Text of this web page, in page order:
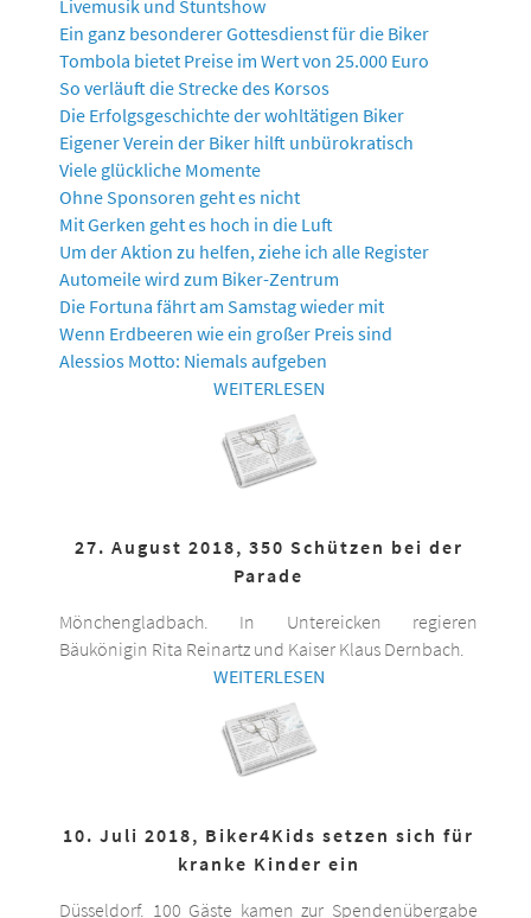
Livemusik und Stuntshow
Ein ganz besonderer Gottesdienst für die Biker
Tombola bietet Preise im Wert von 25.000 Euro
So verläuft die Strecke des Korsos
Die Erfolgsgeschichte der wohltätigen Biker
Eigener Verein der Biker hilft unbürokratisch
Viele glückliche Momente
Ohne Sponsoren geht es nicht
Mit Gerken geht es hoch in die Luft
Um der Aktion zu helfen, ziehe ich alle Register
Automeile wird zum Biker-Zentrum
Die Fortuna fährt am Samstag wieder mit
Wenn Erdbeeren wie ein großer Preis sind
Alessios Motto: Niemals aufgeben
WEITERLESEN
27. August 2018, 350 Schützen bei der
Parade
Mönchengladbach. In Untereicken regieren
Bäukönigin Rita Reinartz und Kaiser Klaus Dernbach.
WEITERLESEN
10. Juli 2018, Biker4Kids setzen sich für
kranke Kinder ein
Düsseldorf. 100 Gäste kamen zur Spendenübergabe